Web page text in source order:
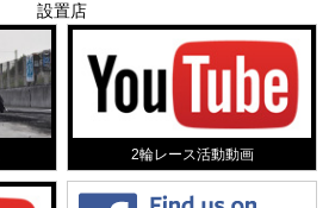
設置店
2輪レース活動動画